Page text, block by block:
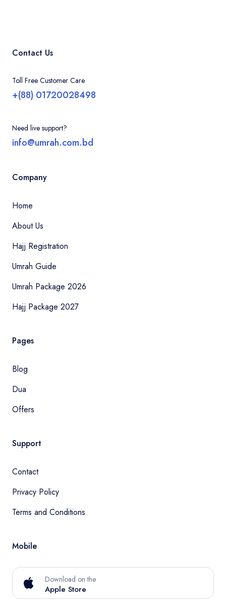
Contact Us
Toll Free Customer Care
+(88) 01720028498
Need live support?
info@umrah.com.bd
Company
Home
About Us
Hajj Registration
Umrah Guide
Umrah Package 2026
Hajj Package 2027
Pages
Blog
Dua
Offers
Support
Contact
Privacy Policy
Terms and Conditions
Mobile
Download on the
Apple Store